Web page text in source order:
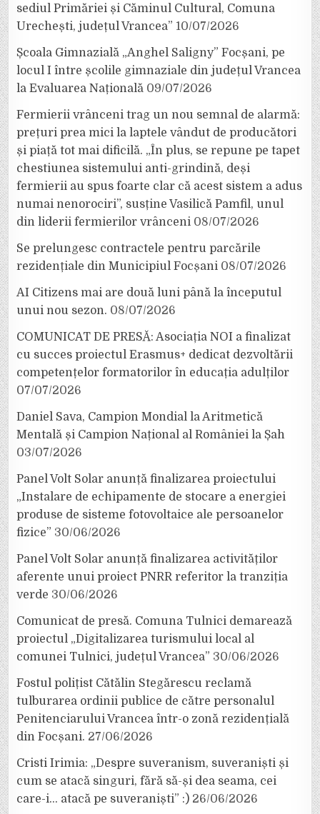
sediul Primăriei și Căminul Cultural, Comuna
Urechești, județul Vrancea” 10/07/2026
Școala Gimnazială „Anghel Saligny” Focșani, pe
locul I între școlile gimnaziale din județul Vrancea
la Evaluarea Națională 09/07/2026
Fermierii vrânceni trag un nou semnal de alarmă:
prețuri prea mici la laptele vândut de producători
și piață tot mai dificilă. „În plus, se repune pe tapet
chestiunea sistemului anti-grindină, deși
fermierii au spus foarte clar că acest sistem a adus
numai nenorociri”, susține Vasilică Pamfil, unul
din liderii fermierilor vrânceni 08/07/2026
Se prelungesc contractele pentru parcările
rezidențiale din Municipiul Focșani 08/07/2026
AI Citizens mai are două luni până la începutul
unui nou sezon. 08/07/2026
COMUNICAT DE PRESĂ: Asociația NOI a finalizat
cu succes proiectul Erasmus+ dedicat dezvoltării
competențelor formatorilor în educația adulților
07/07/2026
Daniel Sava, Campion Mondial la Aritmetică
Mentală și Campion Național al României la Șah
03/07/2026
Panel Volt Solar anunță finalizarea proiectului
„Instalare de echipamente de stocare a energiei
produse de sisteme fotovoltaice ale persoanelor
fizice” 30/06/2026
Panel Volt Solar anunță finalizarea activităților
aferente unui proiect PNRR referitor la tranziția
verde 30/06/2026
Comunicat de presă. Comuna Tulnici demarează
proiectul „Digitalizarea turismului local al
comunei Tulnici, județul Vrancea” 30/06/2026
Fostul polițist Cătălin Stegărescu reclamă
tulburarea ordinii publice de către personalul
Penitenciarului Vrancea într-o zonă rezidențială
din Focșani. 27/06/2026
Cristi Irimia: „Despre suveranism, suveraniști și
cum se atacă singuri, fără să-și dea seama, cei
care-i… atacă pe suveraniști” :) 26/06/2026